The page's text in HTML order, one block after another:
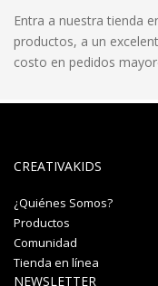
Entra a nuestra tienda
productos, a un
costo en pedidos
CREATIVAKIDS
¿Quiénes Somos?
Productos
Comunidad
Tienda en línea
NEWSLETTER